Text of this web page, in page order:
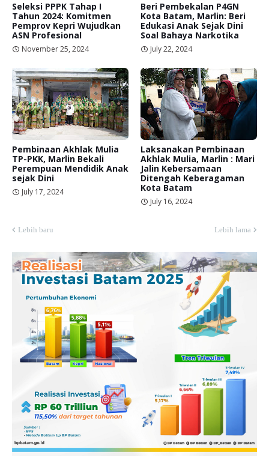
Seleksi PPPK Tahap I
Tahun 2024: Komitmen
Pemprov Kepri Wujudkan
ASN Profesional
November 25, 2024
Beri Pembekalan P4GN
Kota Batam, Marlin: Beri
Edukasi Anak Sejak Dini
Soal Bahaya Narkotika
July 22, 2024
Pembinaan Akhlak Mulia
TP-PKK, Marlin Bekali
Perempuan Mendidik Anak
sejak Dini
July 17, 2024
Laksanakan Pembinaan
Akhlak Mulia, Marlin : Mari
Jalin Kebersamaan
Ditengah Keberagaman
Kota Batam
July 16, 2024
Lebih baru Lebih lama